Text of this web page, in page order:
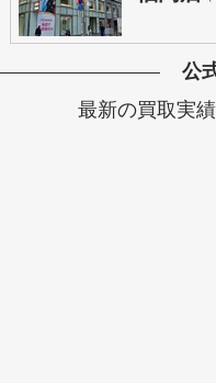
公
最新の買取実